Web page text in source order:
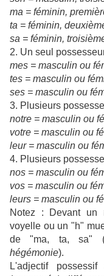
ma = féminin,
ta = féminin,
sa = féminin,
2. Un seul
mes = masculin ou
tes = masculin ou
ses = masculin ou
3. Plusieurs
notre = masculin ou
votre = masculin ou
leur = masculin ou
4. Plusieurs
nos = masculin ou
vos = masculin ou
leurs = masculin ou
Notez : Devant un
voyelle ou un "h"
de "ma, ta, sa"
hégémonie).
L'adjectif